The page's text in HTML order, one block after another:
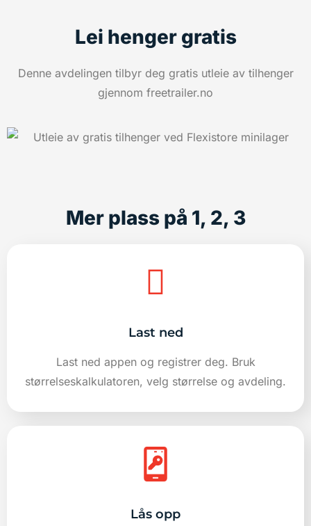
Lei henger gratis
Denne avdelingen tilbyr deg gratis utleie av tilhenger
gjennom freetrailer.no
Mer plass på 1, 2, 3
Last ned
Last ned appen og registrer deg. Bruk
størrelseskalkulatoren, velg størrelse og avdeling.
Lås opp